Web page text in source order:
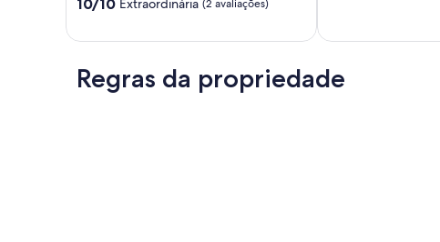
(2
avaliações)
10/10 Extraordinária (2 avaliações)
Corbusier
Val
de
boa,
avaliação)
Regras da propriedade